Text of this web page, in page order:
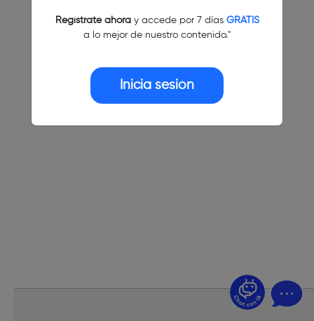
Regístrate ahoray accede por 7 días GRATIS
a lo mejor de nuestro contenido."
Inicia sesión